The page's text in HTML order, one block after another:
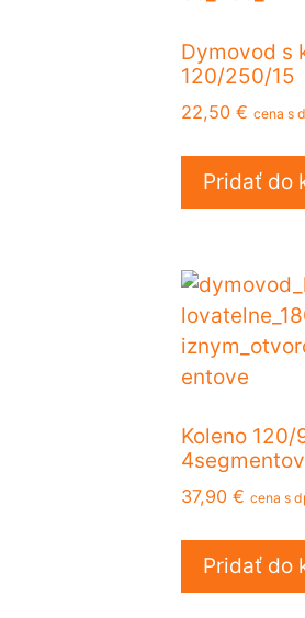
Dymovod s
120/250/15
22,50 € cena s
Pridať do
Koleno 120/
37,90 € cena s
Pridať do